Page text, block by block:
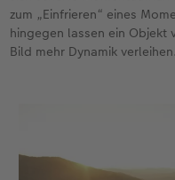
zum „Einfrieren“ eines
hingegen lassen ein Objekt
Bild mehr Dynamik verleihen.